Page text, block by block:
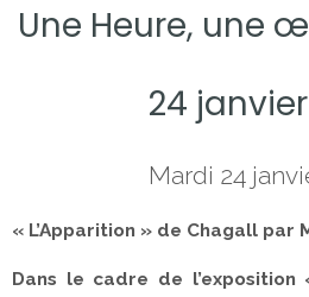
Une Heure, une
24 janvier
Mardi 24
« L’Apparition » de Chagall par
Dans le cadre de